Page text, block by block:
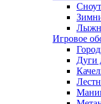
Игровое
Дуги